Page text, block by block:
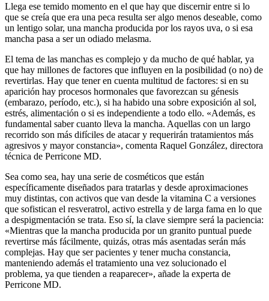
Llega ese temido momento en el que hay que discernir entre si lo
que se creía que era una peca resulta ser algo menos deseable, como
un lentigo solar, una mancha producida por los rayos uva, o si esa
mancha pasa a ser un odiado melasma.
El tema de las manchas es complejo y da mucho de qué hablar, ya
que hay millones de factores que influyen en la posibilidad (o no) de
revertirlas. Hay que tener en cuenta multitud de factores: si en su
aparición hay procesos hormonales que favorezcan su génesis
(embarazo, período, etc.), si ha habido una sobre exposición al sol,
estrés, alimentación o si es independiente a todo ello. «Además, es
fundamental saber cuanto lleva la mancha. Aquellas con un largo
recorrido son más difíciles de atacar y requerirán tratamientos más
agresivos y mayor constancia», comenta Raquel González, directora
técnica de Perricone MD.
Sea como sea, hay una serie de cosméticos que están
específicamente diseñados para tratarlas y desde aproximaciones
muy distintas, con activos que van desde la vitamina C a versiones
que sofistican el resveratrol, activo estrella y de larga fama en lo que
a despigmentación se trata. Eso sí, la clave siempre será la paciencia:
«Mientras que la mancha producida por un granito puntual puede
revertirse más fácilmente, quizás, otras más asentadas serán más
complejas. Hay que ser pacientes y tener mucha constancia,
manteniendo además el tratamiento una vez solucionado el
problema, ya que tienden a reaparecer», añade la experta de
Perricone MD.